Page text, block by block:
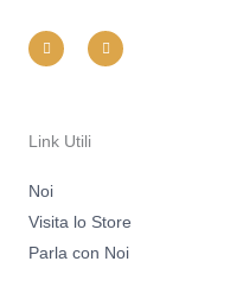
n
s
t
m
a
c
e
Link Utili
Noi
Visita lo Store
Parla con Noi